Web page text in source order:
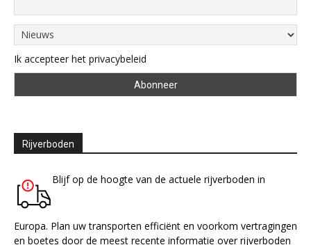
Ik accepteer het privacybeleid
Rijverboden
Blijf op de hoogte van de actuele rijverboden in
Europa. Plan uw transporten efficiënt en voorkom vertragingen
en boetes door de meest recente informatie over rijverboden